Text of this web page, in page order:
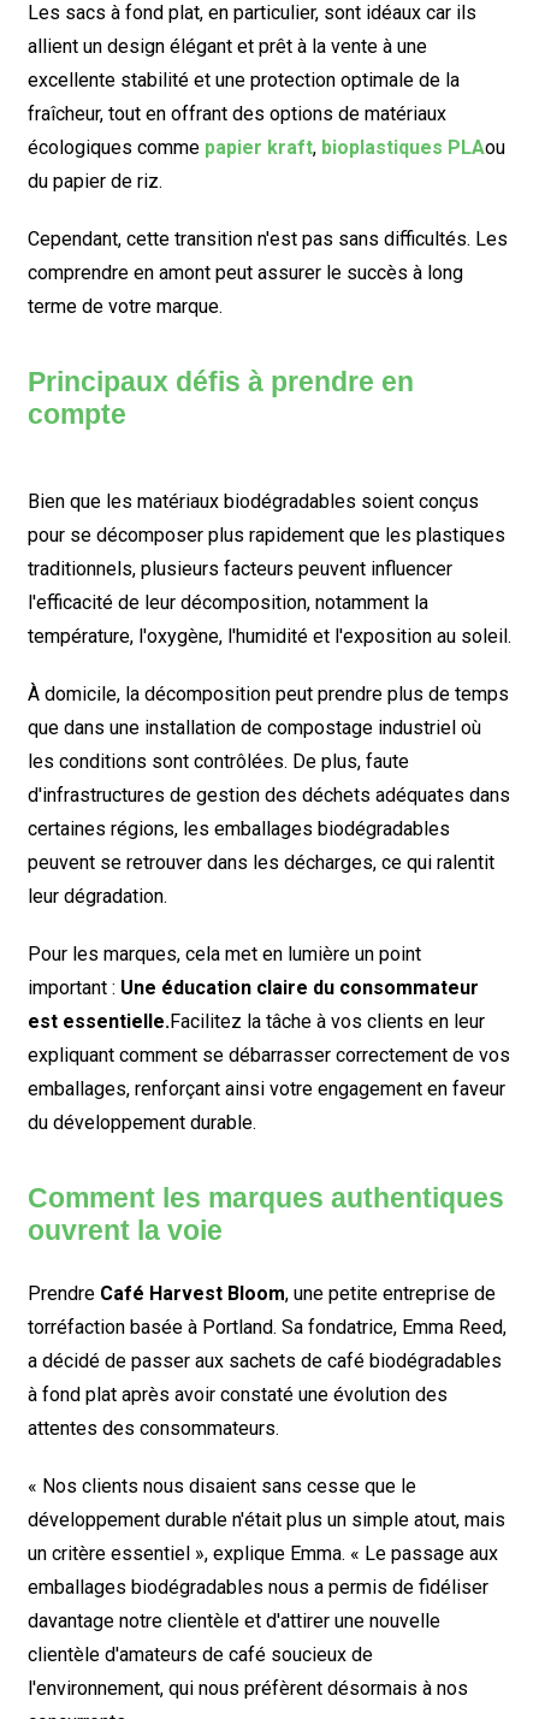
Les sacs à fond plat, en particulier, sont idéaux car ils
allient un design élégant et prêt à la vente à une
excellente stabilité et une protection optimale de la
fraîcheur, tout en offrant des options de matériaux
écologiques comme papier kraft, bioplastiques PLAou
du papier de riz.
Cependant, cette transition n'est pas sans difficultés. Les
comprendre en amont peut assurer le succès à long
terme de votre marque.
Principaux défis à prendre en
compte
Bien que les matériaux biodégradables soient conçus
pour se décomposer plus rapidement que les plastiques
traditionnels, plusieurs facteurs peuvent influencer
l'efficacité de leur décomposition, notamment la
température, l'oxygène, l'humidité et l'exposition au soleil.
À domicile, la décomposition peut prendre plus de temps
que dans une installation de compostage industriel où
les conditions sont contrôlées. De plus, faute
d'infrastructures de gestion des déchets adéquates dans
certaines régions, les emballages biodégradables
peuvent se retrouver dans les décharges, ce qui ralentit
leur dégradation.
Pour les marques, cela met en lumière un point
important : Une éducation claire du consommateur
est essentielle.Facilitez la tâche à vos clients en leur
expliquant comment se débarrasser correctement de vos
emballages, renforçant ainsi votre engagement en faveur
du développement durable.
Comment les marques authentiques
ouvrent la voie
Prendre Café Harvest Bloom, une petite entreprise de
torréfaction basée à Portland. Sa fondatrice, Emma Reed,
a décidé de passer aux sachets de café biodégradables
à fond plat après avoir constaté une évolution des
attentes des consommateurs.
« Nos clients nous disaient sans cesse que le
développement durable n'était plus un simple atout, mais
un critère essentiel », explique Emma. « Le passage aux
emballages biodégradables nous a permis de fidéliser
davantage notre clientèle et d'attirer une nouvelle
clientèle d'amateurs de café soucieux de
l'environnement, qui nous préfèrent désormais à nos